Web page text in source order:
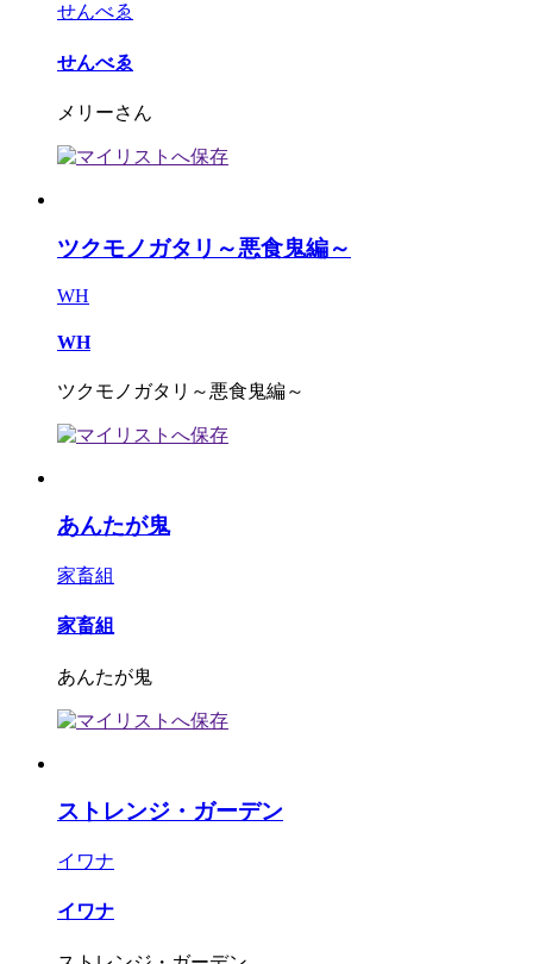
せんべゑ
せんべゑ
メリーさん
ツクモノガタリ～悪食鬼編～
WH
WH
ツクモノガタリ～悪食鬼編～
あんたが鬼
家畜組
家畜組
あんたが鬼
ストレンジ・ガーデン
イワナ
イワナ